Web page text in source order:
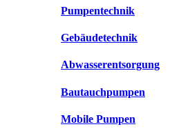
Pumpentechnik
Gebäudetechnik
Abwasserentsorgung
Bautauchpumpen
Mobile Pumpen